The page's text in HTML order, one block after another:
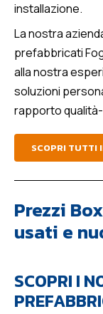
installazione.
La nostra
prefabbricati
alla nostra
soluzioni
rapporto
SCOPRI TUTTI
Prezzi
usati e
SCOPRI I